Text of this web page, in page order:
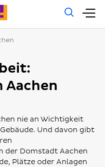
Aachen
nie an Wichtigkeit
Und davon gibt
der Domstadt Aachen
Plätze oder Anlagen